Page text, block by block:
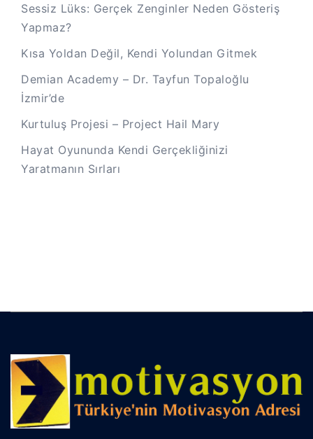
Sessiz Lüks: Gerçek Zenginler Neden Gösteriş
Yapmaz?
Kısa Yoldan Değil, Kendi Yolundan Gitmek
Demian Academy – Dr. Tayfun Topaloğlu
İzmir’de
Kurtuluş Projesi – Project Hail Mary
Hayat Oyununda Kendi Gerçekliğinizi
Yaratmanın Sırları